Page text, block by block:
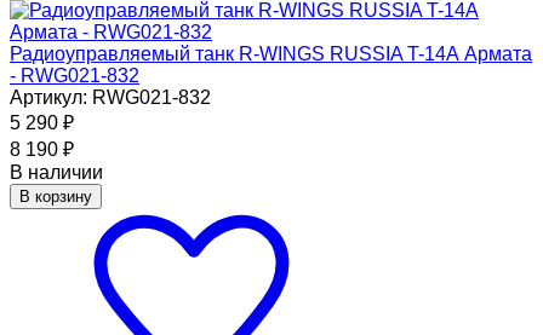
Радиоуправляемый танк R-WINGS RUSSIA T-14А Армата
- RWG021-832
Артикул: RWG021-832
5 290 ₽
8 190 ₽
В наличии
В корзину